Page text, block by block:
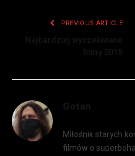
PREVIOUS ARTICLE
Miłośnik starych
filmów o